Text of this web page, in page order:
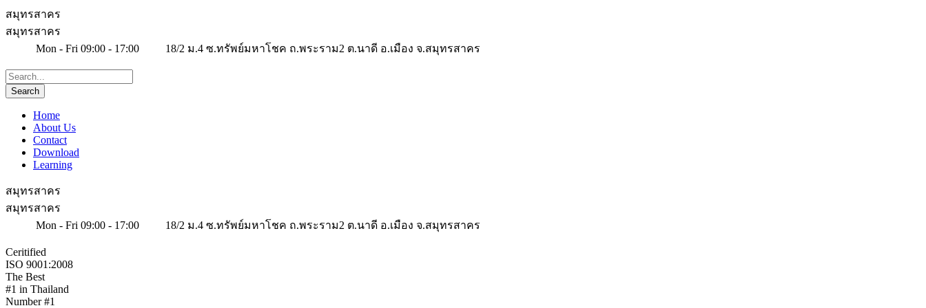
สมุทรสาคร
สมุทรสาคร
Mon - Fri 09:00 - 17:00
18/2 ม.4 ซ.ทรัพย์มหาโชค ถ.พระราม2 ต.นาดี อ.เมือง จ.สมุทรสาคร
Home
About Us
Contact
Download
Learning
สมุทรสาคร
สมุทรสาคร
Mon - Fri 09:00 - 17:00
18/2 ม.4 ซ.ทรัพย์มหาโชค ถ.พระราม2 ต.นาดี อ.เมือง จ.สมุทรสาคร
Ceritified
ISO 9001:2008
The Best
#1 in Thailand
Number #1